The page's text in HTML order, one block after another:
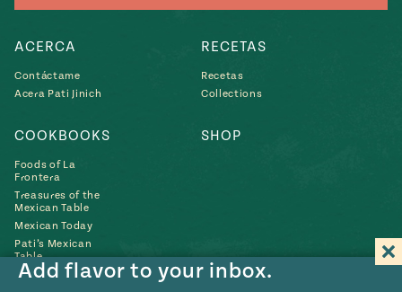
Add flavor to your inbox.
ACERCA
Contáctame
Acera Pati Jinich
RECETAS
Recetas
Collections
COOKBOOKS
Foods of La
Frontera
Treasures of the
Mexican Table
Mexican Today
Pati’s Mexican
Table
SHOP